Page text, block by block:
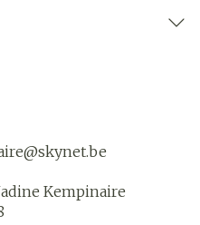
skynet.be
Kempinaire